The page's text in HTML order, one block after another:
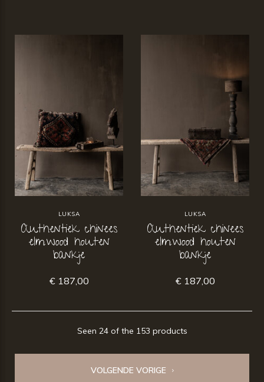
LUKSA
Authentiek chinees
elmwood houten
bankje
€ 187,00
LUKSA
Authentiek chinees
elmwood houten
bankje
€ 187,00
Seen 24 of the 153 products
VOLGENDE VORIGE